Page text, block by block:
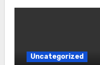
Uncategorized